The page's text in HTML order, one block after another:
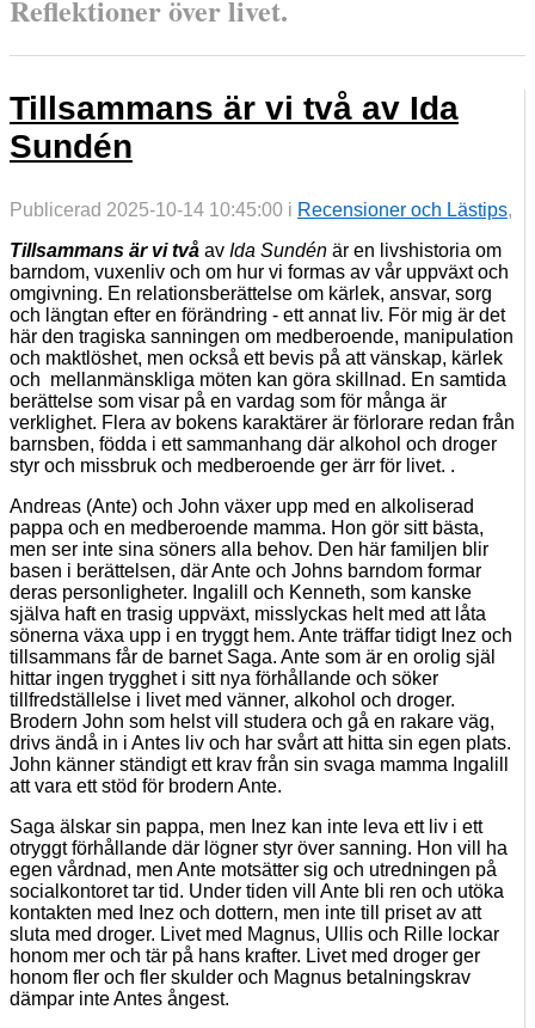
Reflektioner över livet.
Tillsammans är vi två av Ida
Sundén
Publicerad 2025-10-14 10:45:00 i Recensioner och Lästips,
Tillsammans är vi två av Ida Sundén är en livshistoria om
barndom, vuxenliv och om hur vi formas av vår uppväxt och
omgivning. En relationsberättelse om kärlek, ansvar, sorg
och längtan efter en förändring - ett annat liv. För mig är det
här den tragiska sanningen om medberoende, manipulation
och maktlöshet, men också ett bevis på att vänskap, kärlek
och mellanmänskliga möten kan göra skillnad. En samtida
berättelse som visar på en vardag som för många är
verklighet. Flera av bokens karaktärer är förlorare redan från
barnsben, födda i ett sammanhang där alkohol och droger
styr och missbruk och medberoende ger ärr för livet. .
Andreas (Ante) och John växer upp med en alkoliserad
pappa och en medberoende mamma. Hon gör sitt bästa,
men ser inte sina söners alla behov. Den här familjen blir
basen i berättelsen, där Ante och Johns barndom formar
deras personligheter. Ingalill och Kenneth, som kanske
själva haft en trasig uppväxt, misslyckas helt med att låta
sönerna växa upp i en tryggt hem. Ante träffar tidigt Inez och
tillsammans får de barnet Saga. Ante som är en orolig själ
hittar ingen trygghet i sitt nya förhållande och söker
tillfredställelse i livet med vänner, alkohol och droger.
Brodern John som helst vill studera och gå en rakare väg,
drivs ändå in i Antes liv och har svårt att hitta sin egen plats.
John känner ständigt ett krav från sin svaga mamma Ingalill
att vara ett stöd för brodern Ante.
Saga älskar sin pappa, men Inez kan inte leva ett liv i ett
otryggt förhållande där lögner styr över sanning. Hon vill ha
egen vårdnad, men Ante motsätter sig och utredningen på
socialkontoret tar tid. Under tiden vill Ante bli ren och utöka
kontakten med Inez och dottern, men inte till priset av att
sluta med droger. Livet med Magnus, Ullis och Rille lockar
honom mer och tär på hans krafter. Livet med droger ger
honom fler och fler skulder och Magnus betalningskrav
dämpar inte Antes ångest.